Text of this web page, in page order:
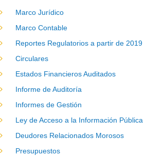
Marco Jurídico
Marco Contable
Reportes Regulatorios a partir de 2019
Circulares
Estados Financieros Auditados
Informe de Auditoría
Informes de Gestión
Ley de Acceso a la Información Pública
Deudores Relacionados Morosos
Presupuestos